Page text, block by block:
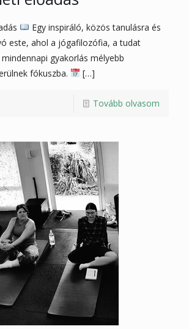
Egy inspiráló, közös tanulásra és
este, ahol a jógafilozófia, a tudat
gyakorlás mélyebb
fókuszba.
[…]
Tovább olvasom